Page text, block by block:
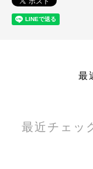
最
最近チェッ